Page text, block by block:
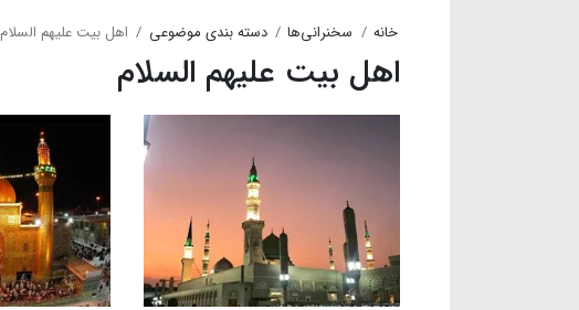
خانه سخنرانی‌ها دسته بندی موضوعی اهل بیت علیهم السلام
اهل بیت علیهم السلام